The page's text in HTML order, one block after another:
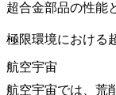
超合金部品の性能
極限環境における
航空宇宙
航空宇宙では、荒